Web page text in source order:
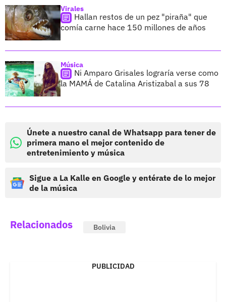
Virales
Hallan restos de un pez "piraña" que
comía carne hace 150 millones de años
Música
Ni Amparo Grisales lograría verse como
la MAMÁ de Catalina Aristizabal a sus 78
Únete a nuestro canal de Whatsapp para tener de
primera mano el mejor contenido de
entretenimiento y música
Sigue a La Kalle en Google y entérate de lo mejor
de la música
Relacionados Bolivia
PUBLICIDAD